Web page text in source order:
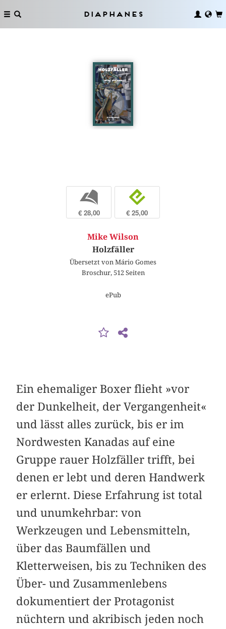
Diaphanes
b
€ 28,00
e
€ 25,00
Mike Wilson
Holzfäller
Übersetzt von Mário Gomes
Broschur, 512 Seiten
ePub
Ein ehemaliger Boxer flieht »vor
der Dunkelheit, der Vergangenheit«
und lässt alles zurück, bis er im
Nordwesten Kanadas auf eine
Gruppe rauer Holzfäller trifft, bei
denen er lebt und deren Handwerk
er erlernt. Diese Erfahrung ist total
und unumkehrbar: von
Werkzeugen und Lebensmitteln,
über das Baumfällen und
Kletterweisen, bis zu Techniken des
Über- und Zusammenlebens
dokumentiert der Protagonist
nüchtern und akribisch jeden noch